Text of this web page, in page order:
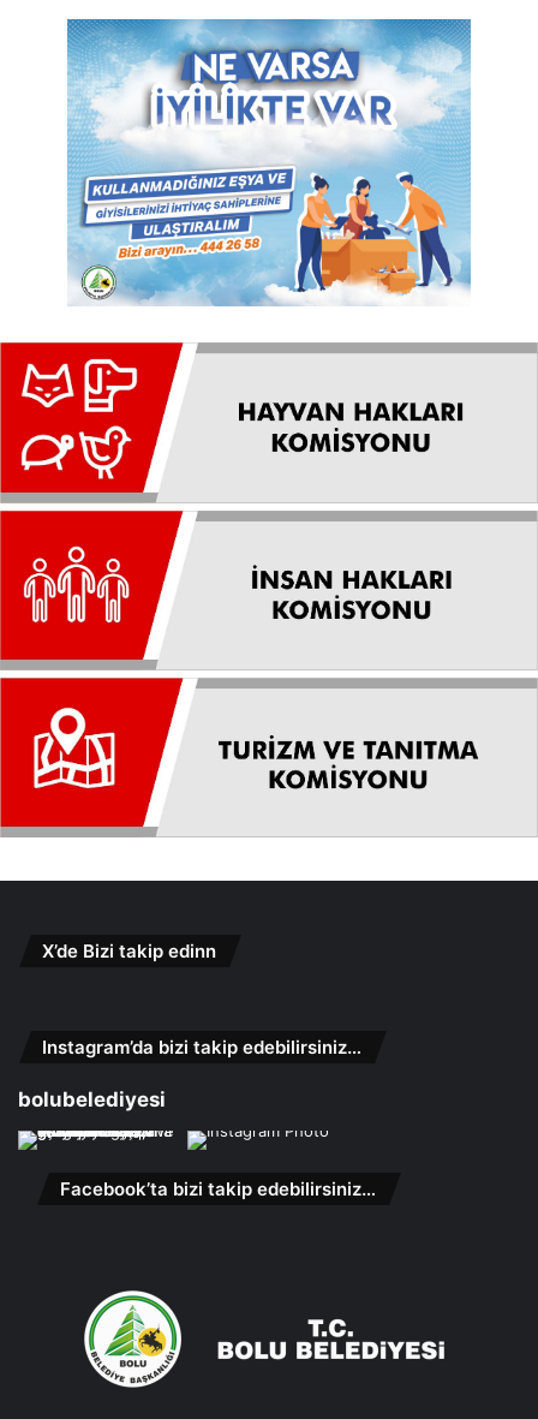
X’de Bizi takip edinn
Instagram’da bizi takip edebilirsiniz…
bolubelediyesi
Facebook’ta bizi takip edebilirsiniz…